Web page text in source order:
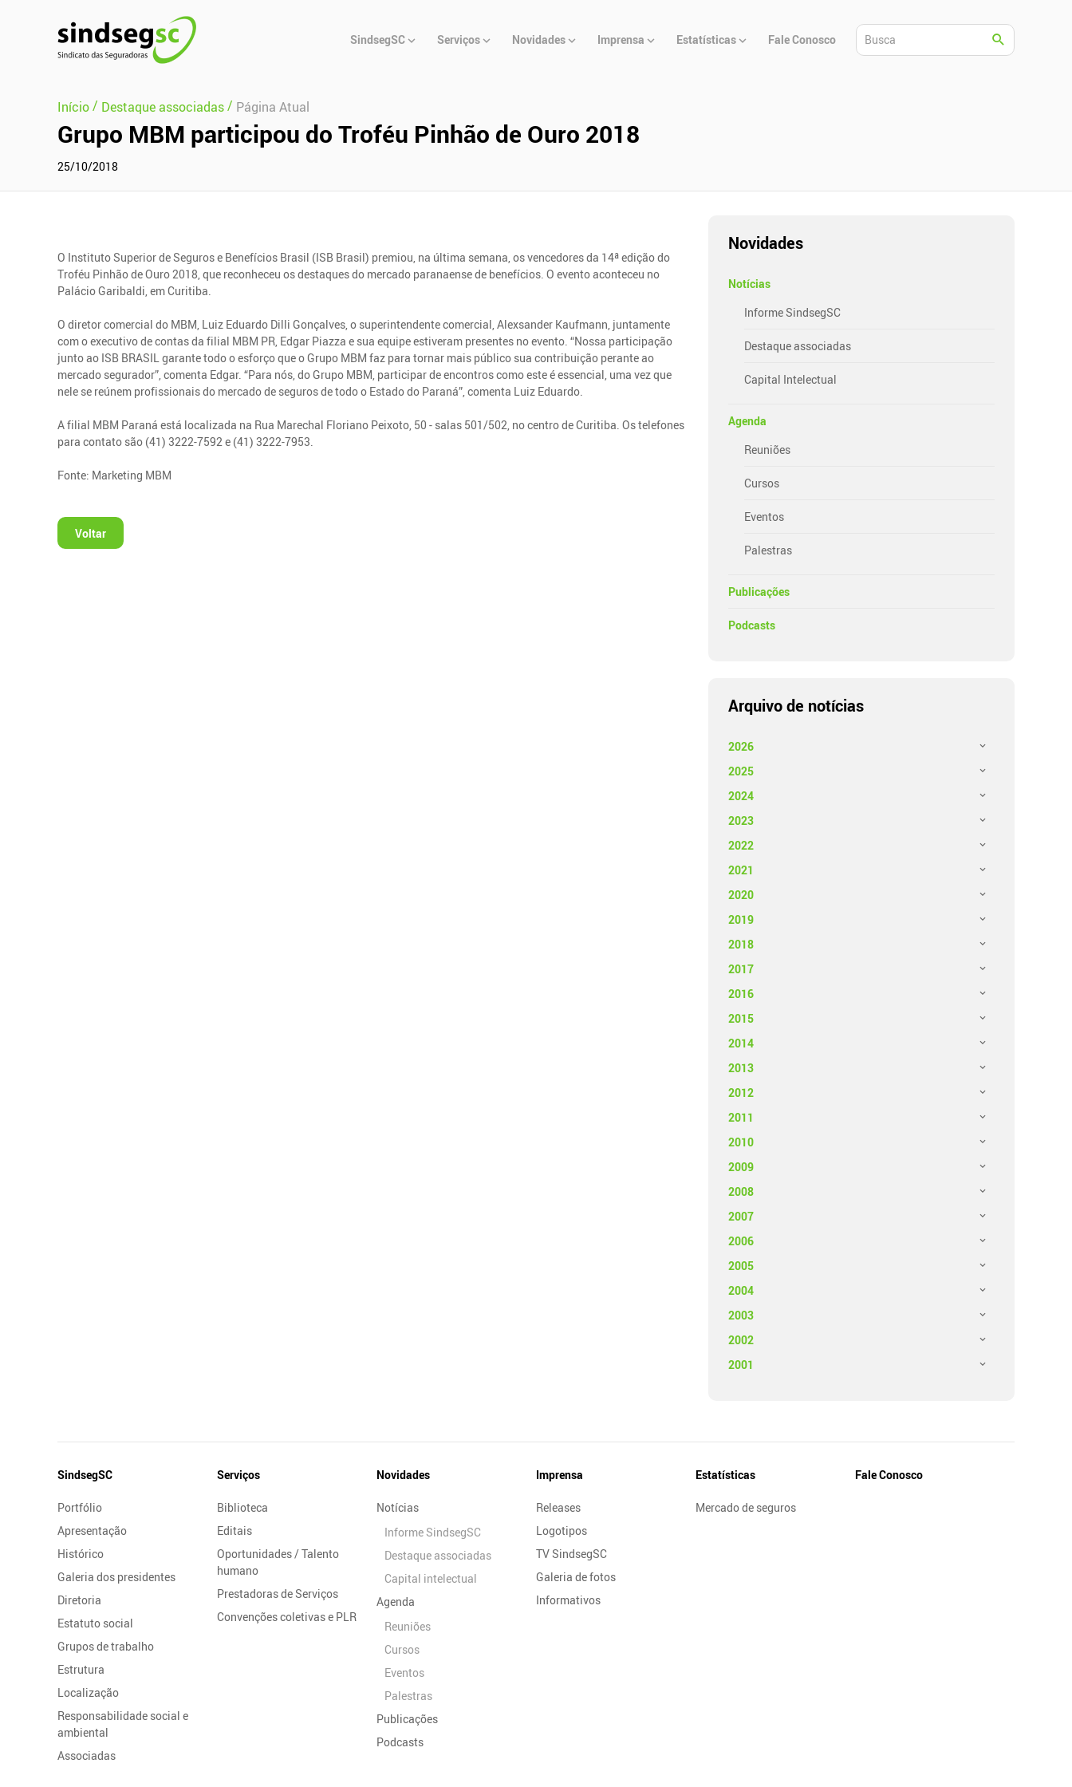
Principal
SindsegSC Serviços Novidades Imprensa Estatísticas Fale Conosco
Início/ Destaque associadas/ Página Atual
Grupo MBM participou do Troféu Pinhão de Ouro 2018
25/10/2018
O Instituto Superior de Seguros e Benefícios Brasil (ISB Brasil) premiou, na última semana, os vencedores da 14ª edição do
Troféu Pinhão de Ouro 2018, que reconheceu os destaques do mercado paranaense de benefícios. O evento aconteceu no
Palácio Garibaldi, em Curitiba.
O diretor comercial do MBM, Luiz Eduardo Dilli Gonçalves, o superintendente comercial, Alexsander Kaufmann, juntamente
com o executivo de contas da filial MBM PR, Edgar Piazza e sua equipe estiveram presentes no evento. “Nossa participação
junto ao ISB BRASIL garante todo o esforço que o Grupo MBM faz para tornar mais público sua contribuição perante ao
mercado segurador”, comenta Edgar. “Para nós, do Grupo MBM, participar de encontros como este é essencial, uma vez que
nele se reúnem profissionais do mercado de seguros de todo o Estado do Paraná”, comenta Luiz Eduardo.
A filial MBM Paraná está localizada na Rua Marechal Floriano Peixoto, 50 - salas 501/502, no centro de Curitiba. Os telefones
para contato são (41) 3222-7592 e (41) 3222-7953.
Fonte: Marketing MBM
Voltar
Novidades
Notícias
Informe SindsegSC
Destaque associadas
Capital Intelectual
Agenda
Reuniões
Cursos
Eventos
Palestras
Publicações
Podcasts
Arquivo de notícias
2026
2025
2024
2023
2022
2021
2020
2019
2018
2017
2016
2015
2014
2013
2012
2011
2010
2009
2008
2007
2006
2005
2004
2003
2002
2001
Mapa
Site
SindsegSC
Portfólio
Apresentação
Histórico
Galeria dos presidentes
Diretoria
Estatuto social
Grupos de trabalho
Estrutura
Localização
Responsabilidade social e
ambiental
Associadas
Serviços
Biblioteca
Editais
Oportunidades / Talento
humano
Prestadoras de Serviços
Convenções coletivas e PLR
Novidades
Notícias
Informe SindsegSC
Destaque associadas
Capital intelectual
Agenda
Reuniões
Cursos
Eventos
Palestras
Publicações
Podcasts
Imprensa
Releases
Logotipos
TV SindsegSC
Galeria de fotos
Informativos
Estatísticas
Mercado de seguros
Fale Conosco